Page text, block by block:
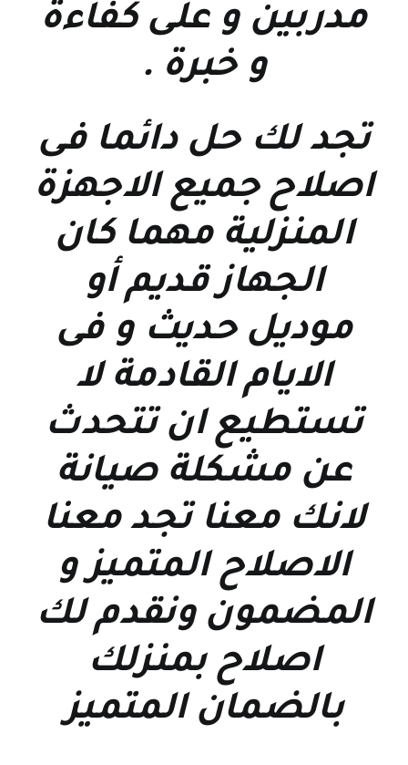
مدربين و على كفاءة
و خبرة .
تجد لك حل دائما فى
اصلاح جميع الاجهزة
المنزلية مهما كان
الجهاز قديم أو
موديل حديث و فى
الايام القادمة لا
تستطيع ان تتحدث
عن مشكلة صيانة
لانك معنا تجد معنا
الاصلاح المتميز و
المضمون ونقدم لك
اصلاح بمنزلك
بالضمان المتميز